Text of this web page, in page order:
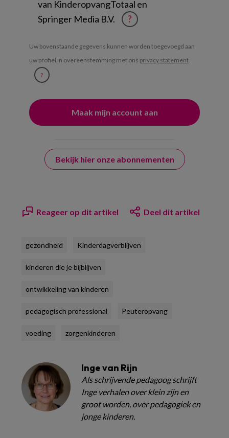
van KinderopvangTotaal en
Springer Media B.V.
?
Uw bovenstaande gegevens kunnen worden toegevoegd aan
uw profiel in overeenstemming met ons privacy statement
?
Bekijk hier onze abonnementen
Reageer op dit artikel Deel dit artikel
gezondheid Kinderdagverblijven
kinderen die je bijblijven
ontwikkeling van kinderen
pedagogisch professional Peuteropvang
voeding zorgenkinderen
Inge van Rijn
Als schrijvende pedagoog schrijft
Inge verhalen over klein zijn en
groot worden, over pedagogiek en
jonge kinderen.